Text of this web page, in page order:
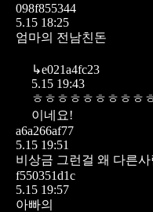
098f855344
5.15 18:25
엄마의 전남친돈
↳e021a4fc23
5.15 19:43
ㅎㅎㅎㅎㅎㅎㅎㅎㅎ
이네요!
a6a266af77
5.15 19:51
비상금 그런걸 왜 다른
f550351d1c
5.15 19:57
아빠의